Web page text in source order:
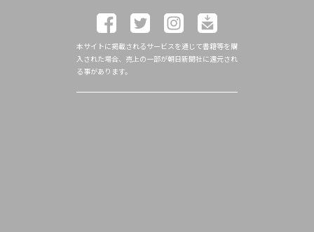
本サイトに掲載されるサービスを通じて書籍等を購
入された場合、売上の一部が朝日新聞社に還元され
る事があります。